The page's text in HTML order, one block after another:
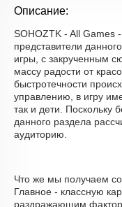
Описание:
SOHOZTK - All Games
представители
игры, с закрученным
массу радости от
быстротечности
управлению, в игру
так и дети. Поскольку
данного раздела
аудиторию.
Что же мы получаем
Главное - классную
раздражающим